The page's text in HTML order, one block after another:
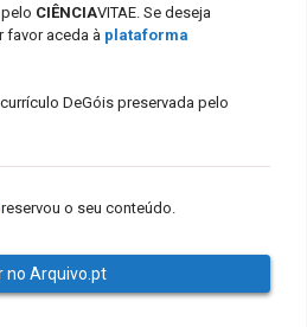
CIÊNCIAVITAE. Se deseja
favor aceda à plataforma
DeGóis preservada pelo
o seu conteúdo.
no Arquivo.pt